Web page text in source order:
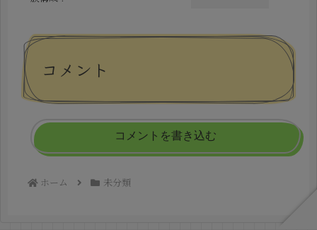
コメント
コメントを書き込む
ホーム 未分類